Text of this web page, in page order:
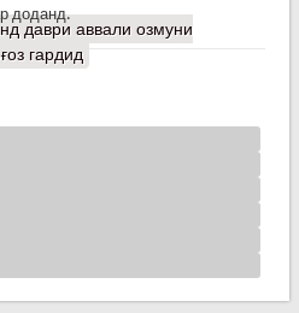
доданд.
даври аввали озмуни
гардид